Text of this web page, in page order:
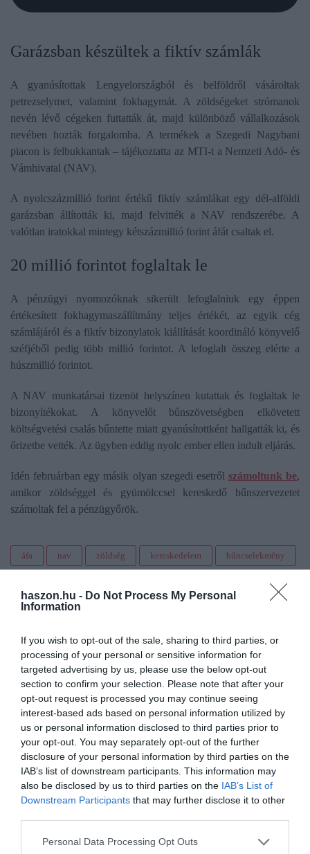
haszon.hu - Do Not Process My Personal
Information
If you wish to opt-out of the sale, sharing to third parties, or
processing of your personal or sensitive information for
targeted advertising by us, please use the below opt-out
section to confirm your selection. Please note that after your
opt-out request is processed you may continue seeing
interest-based ads based on personal information utilized by
us or personal information disclosed to third parties prior to
your opt-out. You may separately opt-out of the further
disclosure of your personal information by third parties on the
IAB’s list of downstream participants. This information may
also be disclosed by us to third parties on the IAB’s List of
Downstream Participants that may further disclose it to other
Please note that this website/app uses one or more Google
Personal Data Processing Opt Outs
Garázsban készültek a fiktív számlák
A gyanúsítottak Lengyelországból és belföldről vásároltak
petrezselymet, valamint fokhagymát. A zöldségeket strómanok
nevén lévő cégeken futtatták át, majd különböző vállalkozások
nevében hozták forgalomba. A termékek a Szegedi Nagybani
piacon is felbukkantak – tájékoztatta az MTI-t a Nemzeti Adó- és
Vámhivatal (NAV).
A nyolcszázmillió forint értékű fiktív számlákat egy dél-alföldi
garázsban állították ki, majd felvitték a NAV rendszerébe. A
valótlan iratokkal mintegy kétszázmillió forint áfát csaltak el.
20 millió forintot foglaltak le
A pénzügyi nyomozóknak sikerült lefoglalniuk egy éppen
értékesített fokhagymaszállítmány teljes értékét, az egyik cég
számlájáról és a fiktív bizonylatok kiállítását koordináló könyvelő
széfjéből pedig több millió forintot. A lefoglalt összeg elérte a
húszmillió forintot.
A NAV munkatársai tizenöt helyszínen kutattak és foglaltak le
bizonyítékokat. A könyvelőt bűnszövetségben elkövetett
költségvetési csalás bűntette miatt gyanúsítottként hallgatták ki, és
őrizetbe vették. Az ügyben eddig nyolc ember ellen indult eljárás.
Idén februárban egy másik olyan szegedi esetről számoltunk be,
amikor zöldséggel és gyümölccsel kereskedő bűnszervezetet
számoltak fel a pénzügyőrök.
áfa nav zöldség kereskedelem bűncselekmény